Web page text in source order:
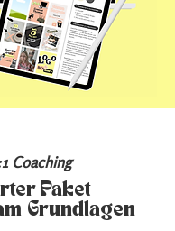
Coaching
Paket
Grundlagen